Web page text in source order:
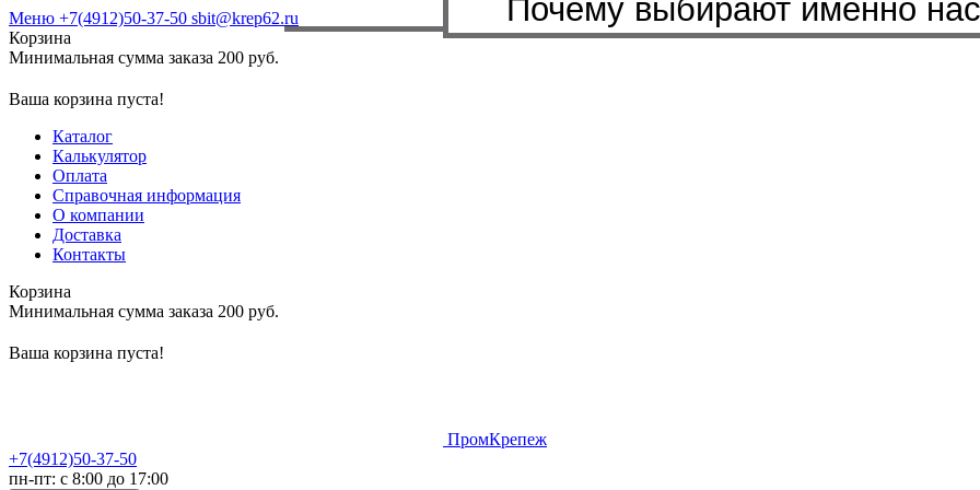
Меню +7(4912)50-37-50 sbit@krep62.ru
Корзина
Минимальная сумма заказа 200 руб.
Ваша корзина пуста!
Каталог
Калькулятор
Оплата
Справочная информация
О компании
Доставка
Контакты
Корзина
Минимальная сумма заказа 200 руб.
Ваша корзина пуста!
ПромКрепеж
+7(4912)50-37-50
пн-пт: с 8:00 до 17:00
Почему выбирают именно